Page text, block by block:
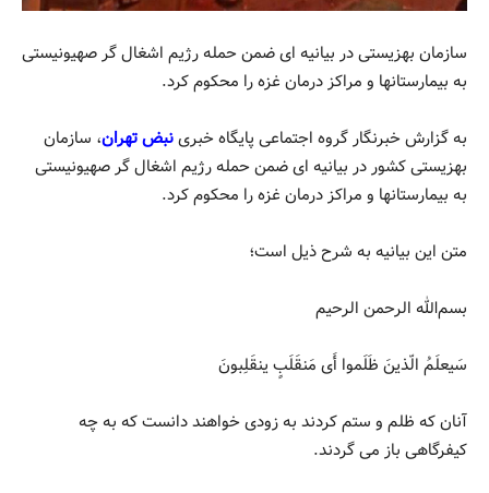
سازمان بهزیستی در بیانیه ای ضمن حمله رژیم اشغال گر صهیونیستی
به بیمارستانها و مراکز درمان غزه را محکوم کرد.
به گزارش خبرنگار گروه اجتماعی پایگاه خبرینبض تهران، سازمان
بهزیستی کشور در بیانیه ای ضمن حمله رژیم اشغال گر صهیونیستی
به بیمارستانها و مراکز درمان غزه را محکوم کرد.
متن این بیانیه به شرح ذیل است؛
بسم‌الله الرحمن الرحیم
سَیعلَمُ الّذینَ ظَلَموا أَی مَنقَلَبٍ ینقَلِبونَ
آنان که ظلم و ستم کردند به زودی خواهند دانست که به چه
کیفرگاهی باز می گردند.